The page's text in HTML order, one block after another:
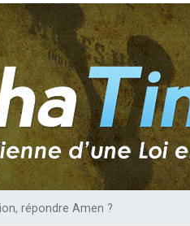
viennent de faire un don pour Sauvez la
pour étudier en groupe sur Zoom
dans Torah-Box Music
de demander une bénédiction
répondre Amen ?